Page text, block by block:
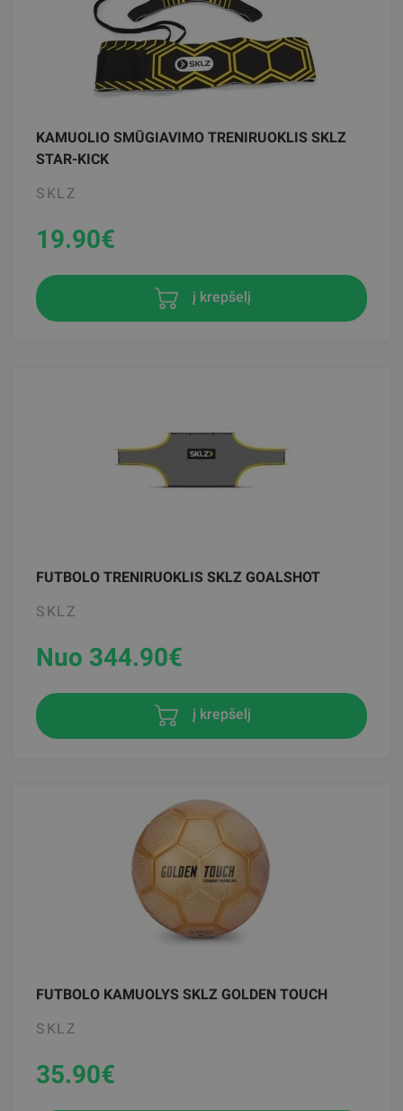
KAMUOLIO SMŪGIAVIMO TRENIRUOKLIS SKLZ
STAR-KICK
SKLZ
19.90€
į krepšelį
FUTBOLO TRENIRUOKLIS SKLZ GOALSHOT
SKLZ
Nuo 344.90€
į krepšelį
FUTBOLO KAMUOLYS SKLZ GOLDEN TOUCH
SKLZ
35.90€